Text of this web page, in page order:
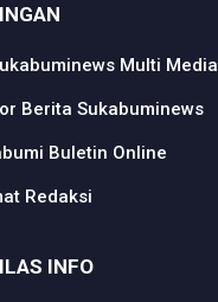
Multi Media
Berita Sukabuminews
Buletin Online
Redaksi
INFO